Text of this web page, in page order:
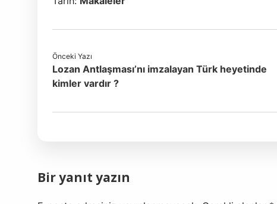
Önceki Yazı
Lozan Antlaşması’nı imzalayan Türk heyetinde
kimler vardır ?
Bir yanıt yazın